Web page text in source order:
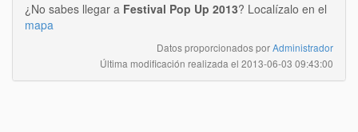
¿No sabes llegar a Festival Pop Up 2013? Localízalo en el
mapa
Datos proporcionados porAdministrador
Última modificación realizada el 2013-06-03 09:43:00